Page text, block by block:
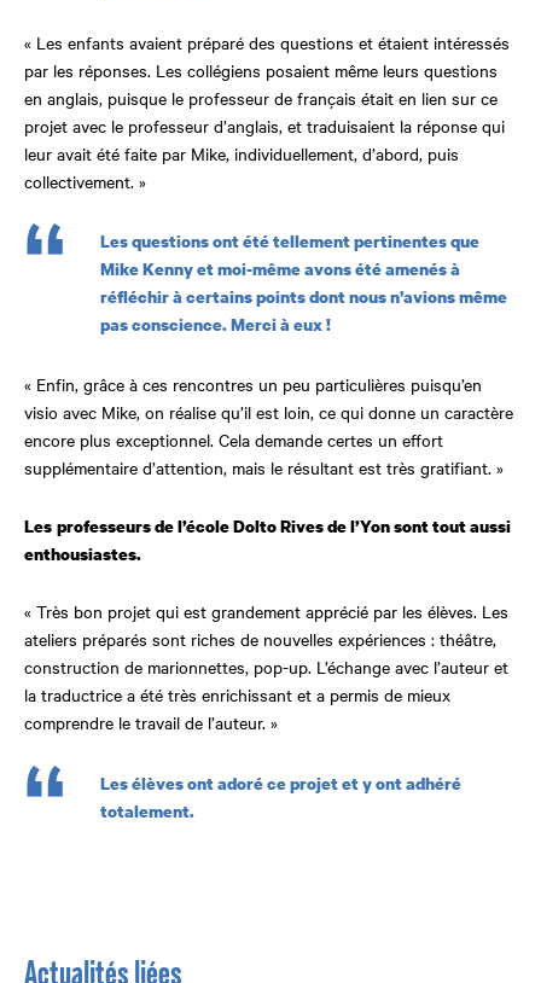
« Les enfants avaient préparé des questions et étaient intéressés
par les réponses. Les collégiens posaient même leurs questions
en anglais, puisque le professeur de français était en lien sur ce
projet avec le professeur d’anglais, et traduisaient la réponse qui
leur avait été faite par Mike, individuellement, d’abord, puis
collectivement. »
Les questions ont été tellement pertinentes que
Mike Kenny et moi-même avons été amenés à
réfléchir à certains points dont nous n’avions même
pas conscience. Merci à eux !
« Enfin, grâce à ces rencontres un peu particulières puisqu’en
visio avec Mike, on réalise qu’il est loin, ce qui donne un caractère
encore plus exceptionnel. Cela demande certes un effort
supplémentaire d’attention, mais le résultant est très gratifiant. »
Les professeurs de l’école Dolto Rives de l’Yon sont tout aussi
enthousiastes.
« Très bon projet qui est grandement apprécié par les élèves. Les
ateliers préparés sont riches de nouvelles expériences : théâtre,
construction de marionnettes, pop-up. L’échange avec l’auteur et
la traductrice a été très enrichissant et a permis de mieux
comprendre le travail de l’auteur. »
Les élèves ont adoré ce projet et y ont adhéré
totalement.
Actualités liées